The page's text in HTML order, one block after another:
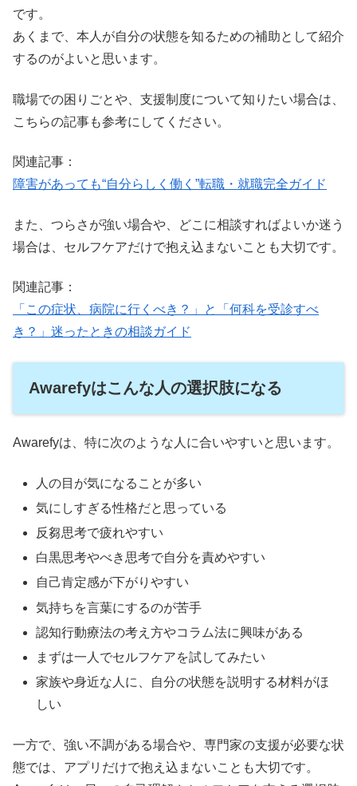
です。
あくまで、本人が自分の状態を知るための補助として紹介
するのがよいと思います。
職場での困りごとや、支援制度について知りたい場合は、
こちらの記事も参考にしてください。
関連記事：
障害があっても“自分らしく働く”転職・就職完全ガイド
また、つらさが強い場合や、どこに相談すればよいか迷う
場合は、セルフケアだけで抱え込まないことも大切です。
関連記事：
「この症状、病院に行くべき？」と「何科を受診すべ
き？」迷ったときの相談ガイド
Awarefyはこんな人の選択肢になる
Awarefyは、特に次のような人に合いやすいと思います。
人の目が気になることが多い
気にしすぎる性格だと思っている
反芻思考で疲れやすい
白黒思考やべき思考で自分を責めやすい
自己肯定感が下がりやすい
気持ちを言葉にするのが苦手
認知行動療法の考え方やコラム法に興味がある
まずは一人でセルフケアを試してみたい
家族や身近な人に、自分の状態を説明する材料がほ
しい
一方で、強い不調がある場合や、専門家の支援が必要な状
態では、アプリだけで抱え込まないことも大切です。